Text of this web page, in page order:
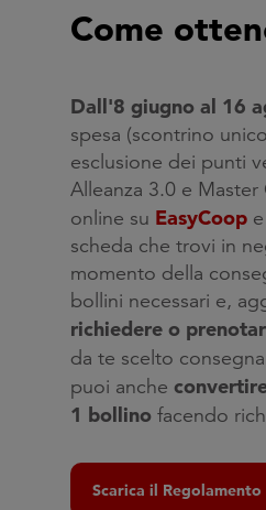
Come
Dall'8 giugno al 16
spesa (scontrino
esclusione dei punti
Alleanza 3.0 e
online su EasyCoope
scheda che trovi in
momento della
bollini necessari e,
richiedere o
da te scelto
puoi anche
1 bollinofacendo
Scarica il Regolamento